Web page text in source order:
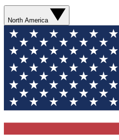
North America